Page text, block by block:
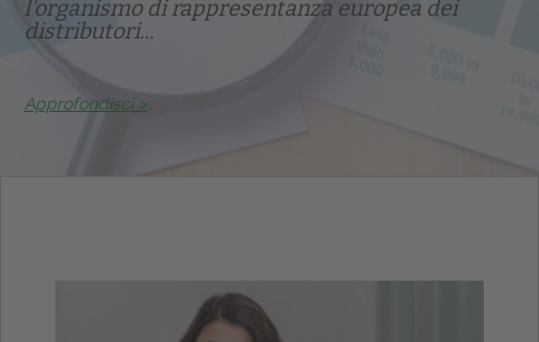
l'organismo di rappresentanza europea dei
distributori...
Approfondisci >